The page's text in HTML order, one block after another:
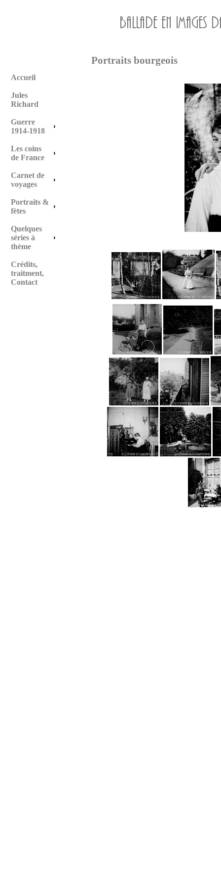
Accueil
Jules
Richard
Guerre
1914-1918
Les coins
de France
Carnet de
voyages
Portraits &
fètes
Quelques
séries à
thème
Crédits,
traitment,
Contact
Portraits bourgeois